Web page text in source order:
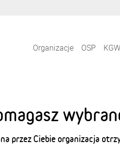
Organizacje OSP KGW
przez Ciebie organizacja